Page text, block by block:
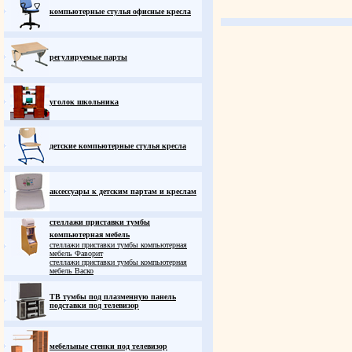
компьютерные стулья офисные кресла
регулируемые парты
уголок школьника
детские компьютерные стулья кресла
аксессуары к детским партам и креслам
стеллажи приставки тумбы
компьютерная мебель
стеллажи приставки тумбы компьютерная
мебель Фаворит
стеллажи приставки тумбы компьютерная
мебель Васко
ТВ тумбы под плазменную панель
подставки под телевизор
мебельные стенки под телевизор